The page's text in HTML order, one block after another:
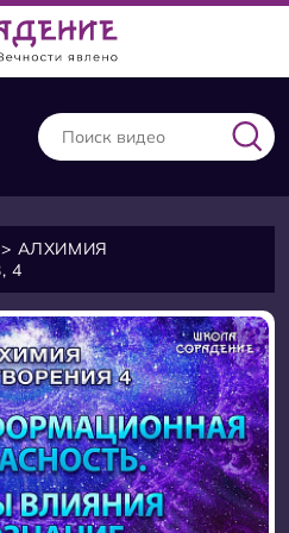
> АЛХИМИЯ
4